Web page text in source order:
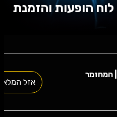
הופעות והזמנת
המחזמר
אזל המלאי